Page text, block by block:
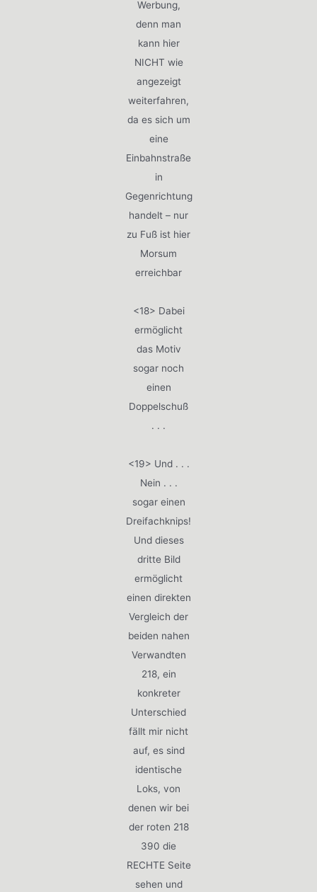
Werbung,
denn man
kann hier
NICHT wie
angezeigt
weiterfahren,
da es sich um
eine
Einbahnstraße
in
Gegenrichtung
handelt – nur
zu Fuß ist hier
Morsum
erreichbar
<18> Dabei
ermöglicht
das Motiv
sogar noch
einen
Doppelschuß
. . .
<19> Und . . .
Nein . . .
sogar einen
Dreifachknips!
Und dieses
dritte Bild
ermöglicht
einen direkten
Vergleich der
beiden nahen
Verwandten
218, ein
konkreter
Unterschied
fällt mir nicht
auf, es sind
identische
Loks, von
denen wir bei
der roten 218
390 die
RECHTE Seite
sehen und